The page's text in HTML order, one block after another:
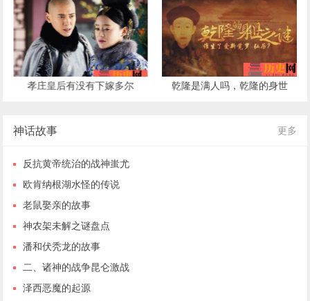
孝庄皇后有没有下嫁多尔
乾隆是满人吗，乾隆的身世
神话故事 更多
反抗黄帝统治的战神蚩尤
欧肯纳根湖水怪的传说
老鼠娶亲的故事
神农架未解之谜盘点
潘和伏秃龙的故事
二、诸神的战争昆仑激战
泽西恶魔的起源